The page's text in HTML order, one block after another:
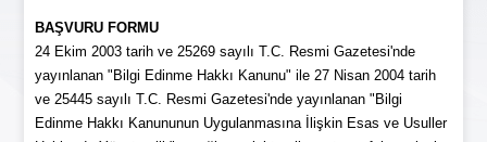
BAŞVURU FORMU
24 Ekim 2003 tarih ve 25269 sayılı T.C. Resmi Gazetesi'nde
yayınlanan "Bilgi Edinme Hakkı Kanunu" ile 27 Nisan 2004 tarih
ve 25445 sayılı T.C. Resmi Gazetesi'nde yayınlanan "Bilgi
Edinme Hakkı Kanununun Uygulanmasına İlişkin Esas ve Usuller